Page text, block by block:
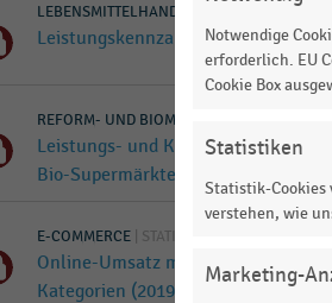
LEBENSMITTELHANDEL
Leistungskennzahlen im
REFORM- UND BIOMÄRKTE
Leistungs- und Kostenkennzahlen
Bio-Supermärkte (2019-2023)
E-COMMERCE STATISTIK
Online-Umsatz mit digitalen
Kategorien (2019-2025)
Notwendige
erforderlich. EU
Cookie Box
Statistiken
Statistik-Cookies
verstehen, wie
Marketing-